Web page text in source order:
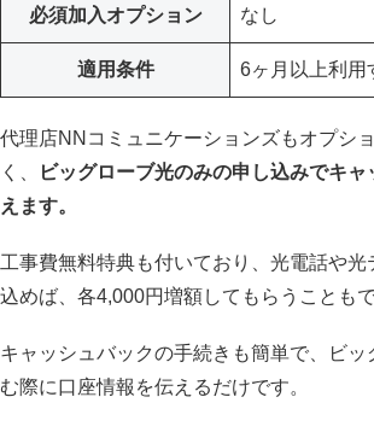
必須加入オプション なし
適用条件 6ヶ月以上利用
代理店NNコミュニケーションズもオプシ
く、
ビッグローブ光のみの申し込みでキャ
えます。
工事費無料特典も付いており、光電話や光
込めば、各4,000円増額してもらうこともで
キャッシュバックの手続きも簡単で、ビッ
む際に口座情報を伝えるだけです。